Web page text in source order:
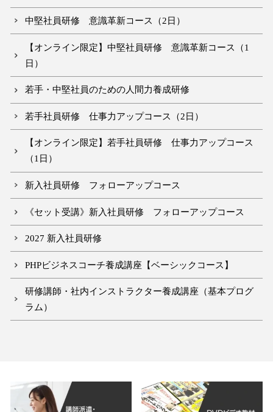
中堅社員研修 意識革新コース（2日）
【オンライン限定】中堅社員研修 意識革新コース（1
日）
若手・中堅社員のための人間力養成研修
若手社員研修 仕事力アップコース（2日）
【オンライン限定】若手社員研修 仕事力アップコース
（1日）
新入社員研修 フォローアップコース
《セット受講》新入社員研修 フォローアップコース
2027 新入社員研修
PHPビジネスコーチ養成講座【ベーシックコース】
研修講師・社内インストラクター養成講座（基本プログ
ラム）